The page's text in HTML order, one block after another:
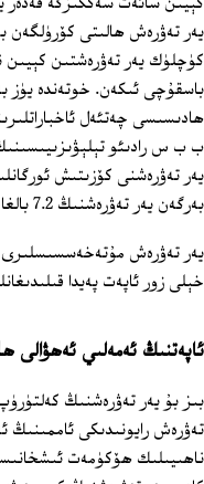
يەر تەۋرەش ھالىتى كۆرۈلگەن
كۈچلۈك يەر تەۋرەشتىن كېيىن
باسقۇچى ئىكەن. خوتەندە يۈز
ھادىسىسى چەتئەل
ب ب س رادىئو
يەر تەۋرەشنى كۆزىتىش
بەرگەن يەر تەۋرەشنىڭ 7.2 بالغا يەتكەنلىكىنى ھېسابلاپ چىققان.
خېلى زور ئاپەت پەيدا
ئاپەتنىڭ ئەمەلىي ئەھۋالى
بىز بۇ يەر تەۋرەشنىڭ
تەۋرەش رايونىدىكى
ناھىيىلىك ھۆكۈمەت